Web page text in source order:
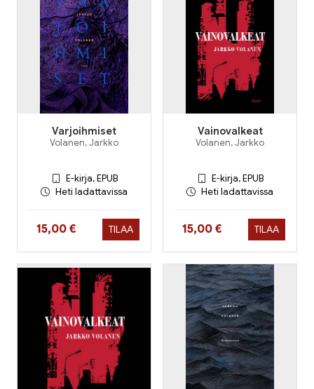
Varjoihmiset
Volanen, Jarkko
E-kirja, EPUB
Heti ladattavissa
Hinta nyt
15,00 € TILAA
Vainovalkeat
Volanen, Jarkko
E-kirja, EPUB
Heti ladattavissa
Hinta nyt
15,00 € TILAA